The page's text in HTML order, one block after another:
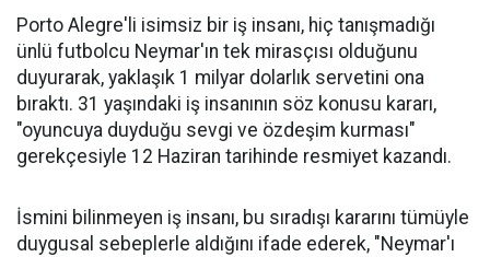
Porto Alegre'li isimsiz bir iş insanı, hiç tanışmadığı
ünlü futbolcu Neymar'ın tek mirasçısı olduğunu
duyurarak, yaklaşık 1 milyar dolarlık servetini ona
bıraktı. 31 yaşındaki iş insanının söz konusu kararı,
"oyuncuya duyduğu sevgi ve özdeşim kurması"
gerekçesiyle 12 Haziran tarihinde resmiyet kazandı.
İsmini bilinmeyen iş insanı, bu sıradışı kararını tümüyle
duygusal sebeplerle aldığını ifade ederek, "Neymar'ı